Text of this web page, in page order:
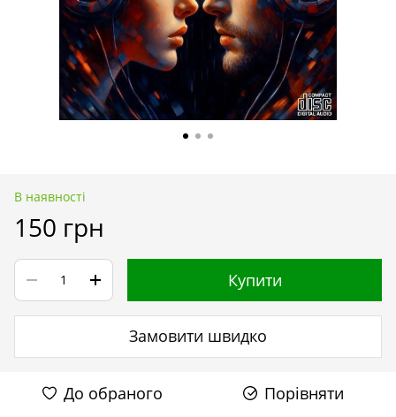
В наявності
150 грн
Купити
Замовити швидко
До обраного Порівняти